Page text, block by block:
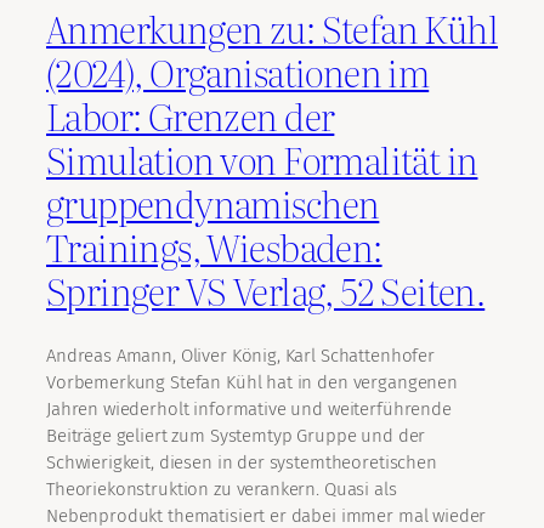
Anmerkungen zu: Stefan Kühl
(2024), Organisationen im
Labor: Grenzen der
Simulation von Formalität in
gruppendynamischen
Trainings, Wiesbaden:
Springer VS Verlag, 52 Seiten.
Andreas Amann, Oliver König, Karl Schattenhofer
Vorbemerkung Stefan Kühl hat in den vergangenen
Jahren wiederholt informative und weiterführende
Beiträge geliert zum Systemtyp Gruppe und der
Schwierigkeit, diesen in der systemtheoretischen
Theoriekonstruktion zu verankern. Quasi als
Nebenprodukt thematisiert er dabei immer mal wieder